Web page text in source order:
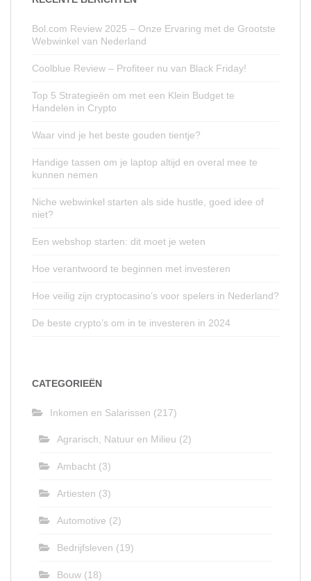
Bol.com Review 2025 – Onze Ervaring met de Grootste
Webwinkel van Nederland
Coolblue Review – Profiteer nu van Black Friday!
Top 5 Strategieën om met een Klein Budget te
Handelen in Crypto
Waar vind je het beste gouden tientje?
Handige tassen om je laptop altijd en overal mee te
kunnen nemen
Niche webwinkel starten als side hustle, goed idee of
niet?
Een webshop starten: dit moet je weten
Hoe verantwoord te beginnen met investeren
Hoe veilig zijn cryptocasino’s voor spelers in Nederland?
De beste crypto’s om in te investeren in 2024
CATEGORIEËN
Inkomen en Salarissen (217)
Agrarisch, Natuur en Milieu (2)
Ambacht (3)
Artiesten (3)
Automotive (2)
Bedrijfsleven (19)
Bouw (18)